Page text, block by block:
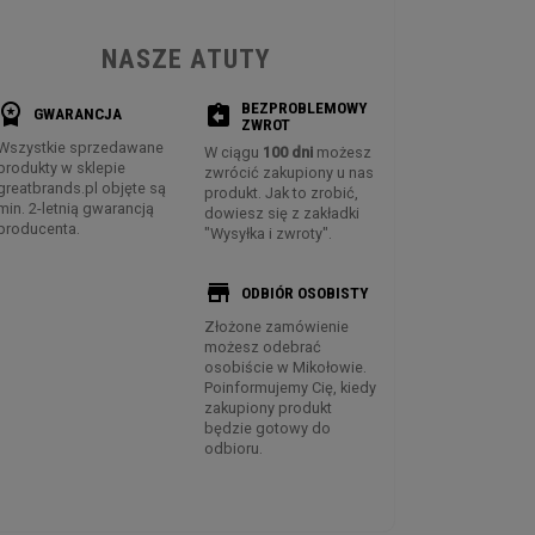
NASZE ATUTY
GWARANCJA
sprzedawane
w sklepie
objęte są
2-letnią gwarancją
assignment_return
BEZPROBLEMOWY
ZWROT
W ciągu 100 dnimożesz
zwrócić zakupiony u nas
produkt. Jak to zrobić,
dowiesz się z zakładki
"Wysyłka i zwroty".
store ODBIÓR OSOBISTY
Złożone zamówienie
możesz odebrać
osobiście w Mikołowie.
Poinformujemy Cię, kiedy
zakupiony produkt
będzie gotowy do
odbioru.